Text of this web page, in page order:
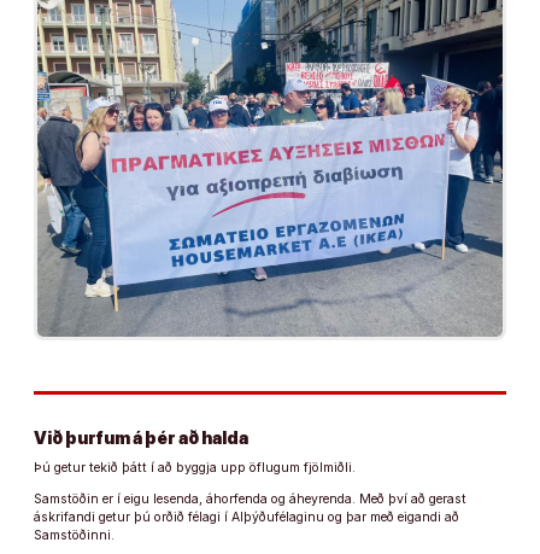
Við þurfum á þér að halda
Þú getur tekið þátt í að byggja upp öflugum fjölmiðli.
Samstöðin er í eigu lesenda, áhorfenda og áheyrenda. Með því að gerast
áskrifandi getur þú orðið félagi í Alþýðufélaginu og þar með eigandi að
Samstöðinni.